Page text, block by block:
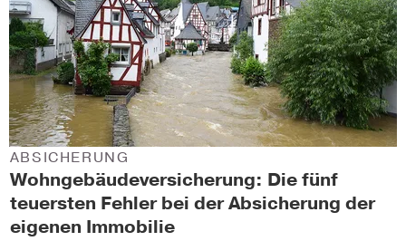
Wohngebäudeversicherung: Die fünf
teuersten Fehler bei der Absicherung der
eigenen Immobilie
ABSICHERUNG